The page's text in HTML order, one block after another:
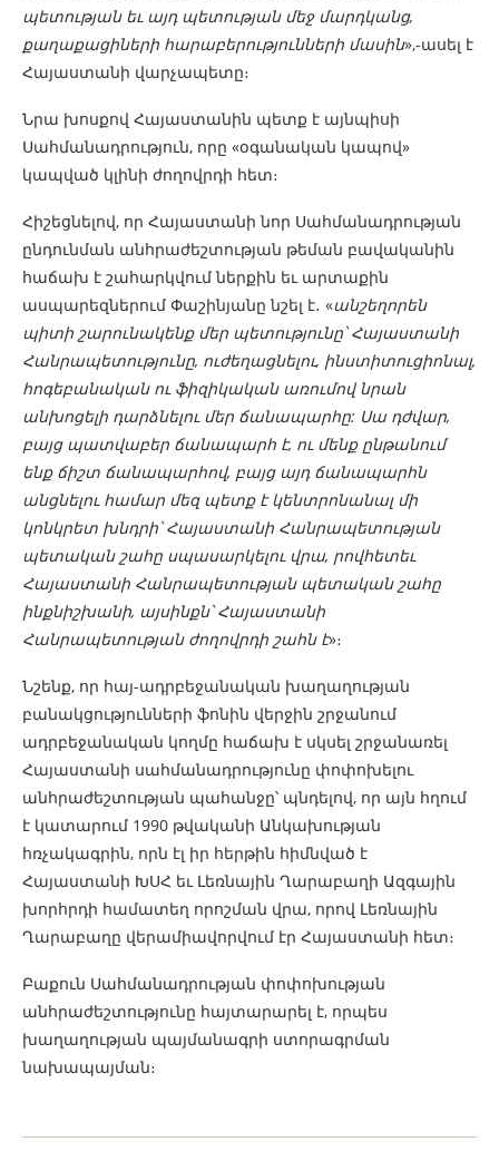
պետության եւ այդ պետության մեջ մարդկանց,
քաղաքացիների հարաբերությունների մասին»,-ասել է
Հայաստանի վարչապետը։
Նրա խոսքով Հայաստանին պետք է այնպիսի
Սահմանադրություն, որը «օգանական կապով»
կապված կլինի ժողովրդի հետ։
Հիշեցնելով, որ Հայաստանի նոր Սահմանադրության
ընդունման անհրաժեշտության թեման բավականին
հաճախ է շահարկվում ներքին եւ արտաքին
ասպարեզներում Փաշինյանը նշել է․ «անշեղորեն
պիտի շարունակենք մեր պետությունը՝ Հայաստանի
Հանրապետությունը, ուժեղացնելու, ինստիտուցիոնալ,
հոգեբանական ու ֆիզիկական առումով նրան
անխոցելի դարձնելու մեր ճանապարհը: Սա դժվար,
բայց պատվաբեր ճանապարհ է, ու մենք ընթանում
ենք ճիշտ ճանապարհով, բայց այդ ճանապարհն
անցնելու համար մեզ պետք է կենտրոնանալ մի
կոնկրետ խնդրի՝ Հայաստանի Հանրապետության
պետական շահը սպասարկելու վրա, րովհետեւ
Հայաստանի Հանրապետության պետական շահը
ինքնիշխանի, այսինքն՝ Հայաստանի
Հանրապետության ժողովրդի շահն է»։
Նշենք, որ հայ-ադրբեջանական խաղաղության
բանակցությունների ֆոնին վերջին շրջանում
ադրբեջանական կողմը հաճախ է սկսել շրջանառել
Հայաստանի սահմանադրությունը փոփոխելու
անհրաժեշտության պահանջը՝ պնդելով, որ այն հղում
է կատարում 1990 թվականի Անկախության
հռչակագրին, որն էլ իր հերթին հիմնված է
Հայաստանի ԽՍՀ եւ Լեռնային Ղարաբաղի Ազգային
խորհրդի համատեղ որոշման վրա, որով Լեռնային
Ղարաբաղը վերամիավորվում էր Հայաստանի հետ։
Բաքուն Սահմանադրության փոփոխության
անհրաժեշտությունը հայտարարել է, որպես
խաղաղության պայմանագրի ստորագրման
նախապայման։